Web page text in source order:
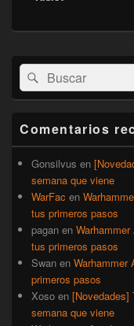
El
área
de
widget
lateral
primaria
Buscar
por:
Buscar
Comentarios
Gonsilvus en
semana que viene
WarFac en
tus primeros pasos
pagan en
tus primeros pasos
Swan en Warhammer
primeros pasos
Xoso en [Novedades]
semana que viene